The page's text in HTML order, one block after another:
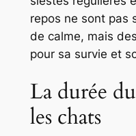
repos ne sont pas
de calme, mais
pour sa survie et
La durée
les chats